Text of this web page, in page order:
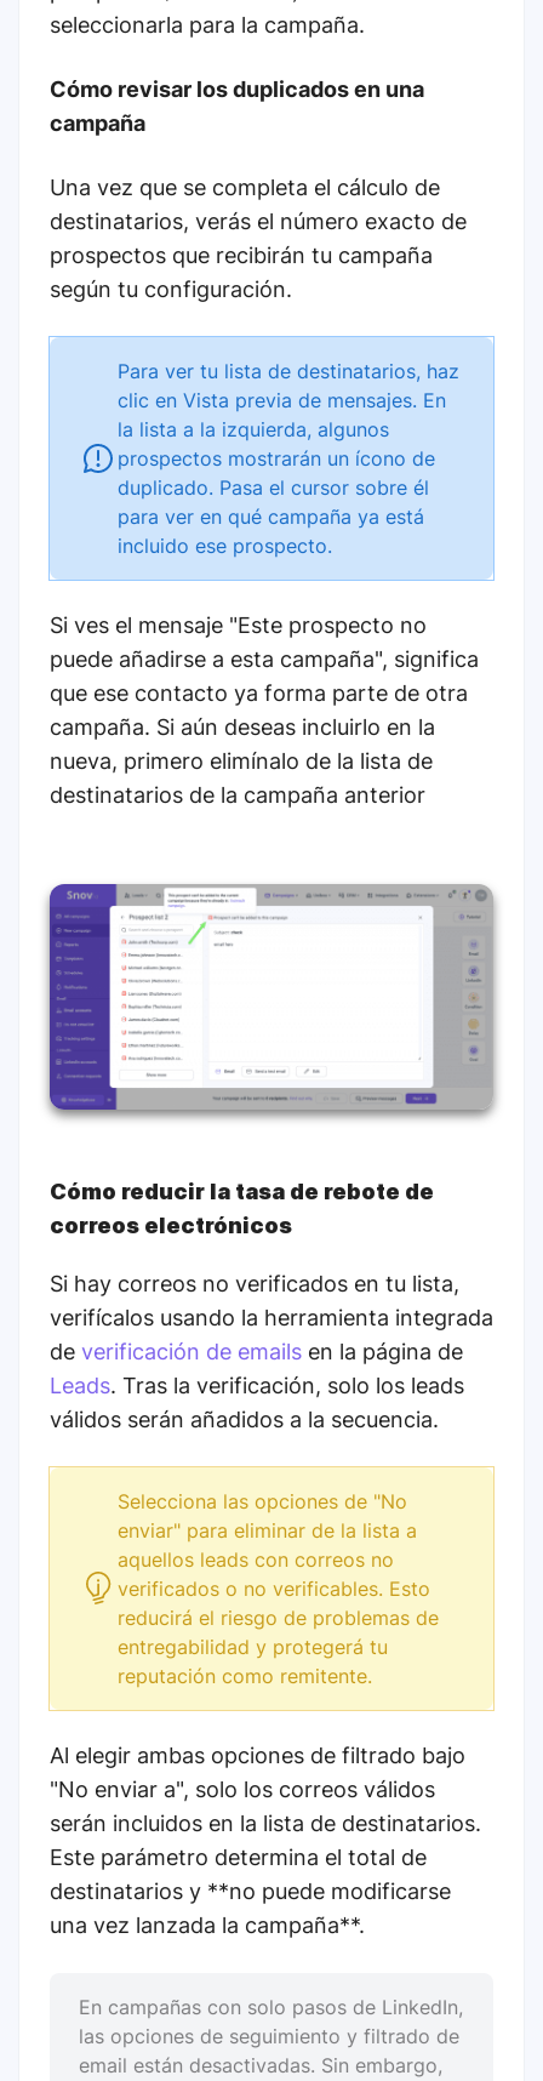
seleccionarla para la campaña.
Cómo revisar los duplicados en una
campaña
Una vez que se completa el cálculo de
destinatarios, verás el número exacto de
prospectos que recibirán tu campaña
según tu configuración.
Para ver tu lista de destinatarios, haz
clic en Vista previa de mensajes. En
la lista a la izquierda, algunos
prospectos mostrarán un ícono de
duplicado. Pasa el cursor sobre él
para ver en qué campaña ya está
incluido ese prospecto.
Si ves el mensaje "Este prospecto no
puede añadirse a esta campaña", significa
que ese contacto ya forma parte de otra
campaña. Si aún deseas incluirlo en la
nueva, primero elimínalo de la lista de
destinatarios de la campaña anterior
Cómo reducir la tasa de rebote de
correos electrónicos
Si hay correos no verificados en tu lista,
verifícalos usando la herramienta integrada
de verificación de emails en la página de
Leads. Tras la verificación, solo los leads
válidos serán añadidos a la secuencia.
Selecciona las opciones de "No
enviar" para eliminar de la lista a
aquellos leads con correos no
verificados o no verificables. Esto
reducirá el riesgo de problemas de
entregabilidad y protegerá tu
reputación como remitente.
Al elegir ambas opciones de filtrado bajo
"No enviar a", solo los correos válidos
serán incluidos en la lista de destinatarios.
Este parámetro determina el total de
destinatarios y **no puede modificarse
una vez lanzada la campaña**.
En campañas con solo pasos de LinkedIn,
las opciones de seguimiento y filtrado de
email están desactivadas. Sin embargo,